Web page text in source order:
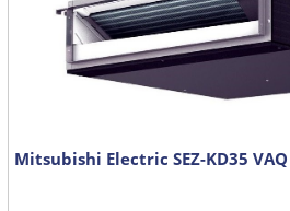
Mitsubishi Electric SEZ-KD35 VAQ